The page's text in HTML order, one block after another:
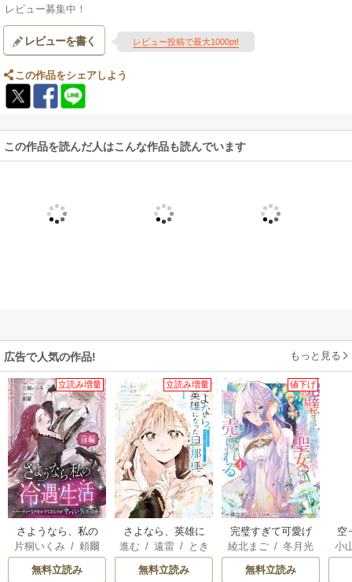
レビュー募集中！
レビューを書く レビュー投稿で最大1000pt!
この作品をシェアしよう
この作品を読んだ人はこんな作品も読んでいます
広告で人気の作品! もっと見る
立読み増量
さようなら、私の
冷遇生活 ～パーテ
ィーで声をかけて
きたのがヤバい男
片桐いくみ / 頼爾
無料立読み
立読み増量
さよなら、英雄に
なった旦那様 ～
ただ祈るだけの役
立たずな妻のはず
進む / 遠雷/ とき
間
無料立読み
値下げ
完璧すぎて可愛げ
がないと婚約破棄
された聖女は隣国
に売られる
綾北まご /冬月光
輝 / 昌未
無料立読み
空
小